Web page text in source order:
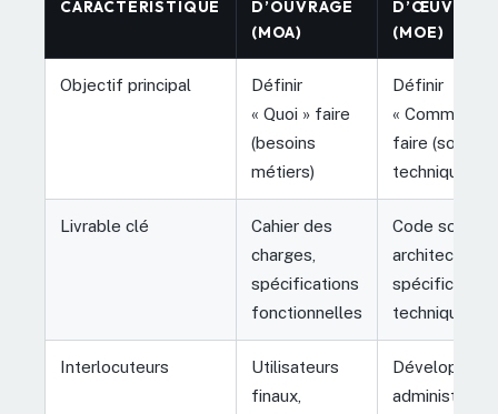
CARACTÉRISTIQUE
D’OUVRAGE
(MOA)
D’ŒUVRE
(MOE)
Objectif principal
Définir
« Quoi » faire
(besoins
métiers)
Définir
« Comment »
faire
techniques)
Livrable clé
Cahier des
charges,
spécifications
fonctionnelles
Code source,
architecture,
techniques
Interlocuteurs
Utilisateurs
finaux,